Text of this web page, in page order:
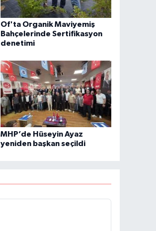
Of'ta Organik Maviyemiş
Bahçelerinde Sertifikasyon
denetimi
MHP’de Hüseyin Ayaz
yeniden başkan seçildi